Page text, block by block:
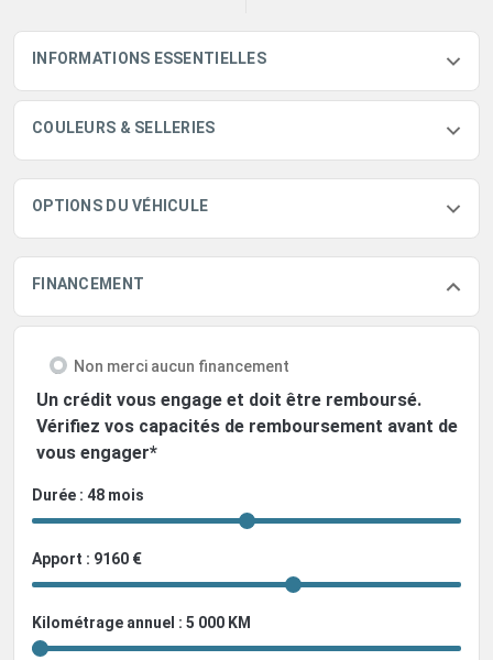
INFORMATIONS ESSENTIELLES
COULEURS & SELLERIES
OPTIONS DU VÉHICULE
FINANCEMENT
Non merci aucun financement
Un crédit vous engage et doit être remboursé.
Vérifiez vos capacités de remboursement avant de
vous engager*
Durée : 48 mois
Apport : 9160 €
Kilométrage annuel : 5 000 KM